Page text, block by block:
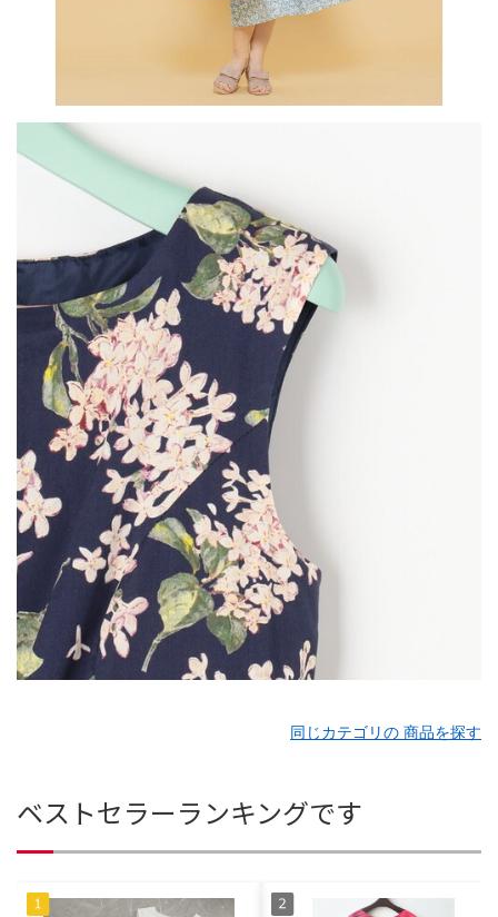
同じカテゴリの 商品を探す
ベストセラーランキングです